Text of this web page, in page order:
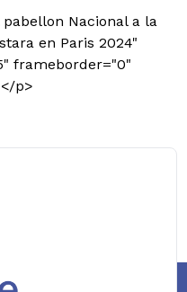
Nacional a la
en Paris 2024"
frameborder="0"
p>